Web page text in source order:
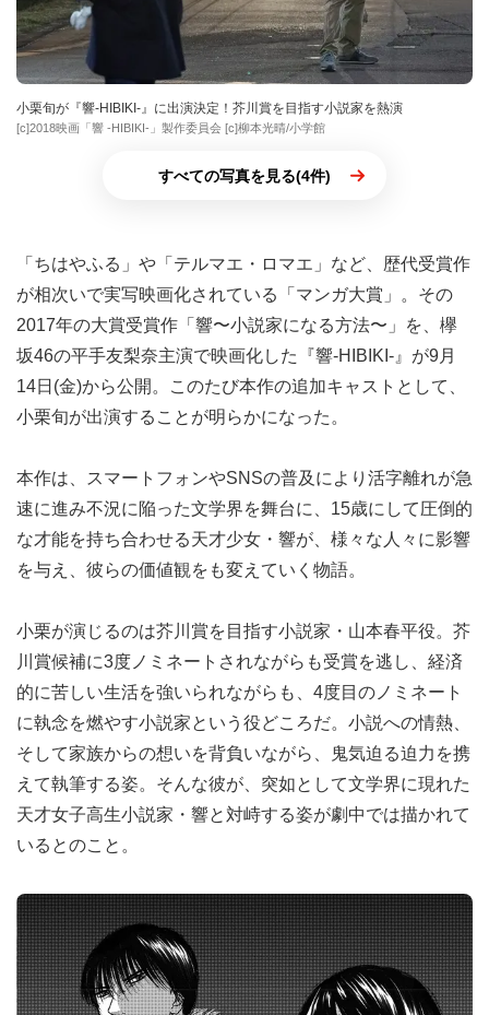
小栗旬が『響-HIBIKI-』に出演決定！芥川賞を目指す小説家を熱演
[c]2018映画「響 -HIBIKI-」製作委員会 [c]柳本光晴/小学館
すべての写真を見る(4件)
「ちはやふる」や「テルマエ・ロマエ」など、歴代受賞作
が相次いで実写映画化されている「マンガ大賞」。その
2017年の大賞受賞作「響〜小説家になる方法〜」を、欅
坂46の平手友梨奈主演で映画化した『響-HIBIKI-』が9月
14日(金)から公開。このたび本作の追加キャストとして、
小栗旬が出演することが明らかになった。
本作は、スマートフォンやSNSの普及により活字離れが急
速に進み不況に陥った文学界を舞台に、15歳にして圧倒的
な才能を持ち合わせる天才少女・響が、様々な人々に影響
を与え、彼らの価値観をも変えていく物語。
小栗が演じるのは芥川賞を目指す小説家・山本春平役。芥
川賞候補に3度ノミネートされながらも受賞を逃し、経済
的に苦しい生活を強いられながらも、4度目のノミネート
に執念を燃やす小説家という役どころだ。小説への情熱、
そして家族からの想いを背負いながら、鬼気迫る迫力を携
えて執筆する姿。そんな彼が、突如として文学界に現れた
天才女子高生小説家・響と対峙する姿が劇中では描かれて
いるとのこと。